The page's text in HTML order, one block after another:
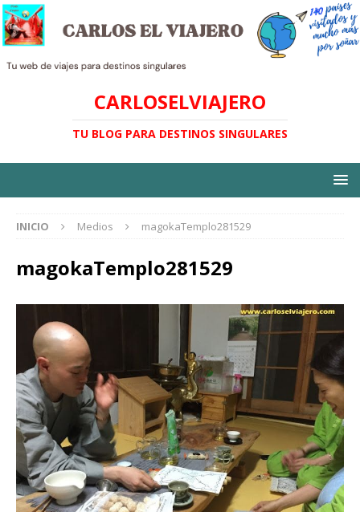
CARLOSELVIAJERO
TU BLOG PARA DESTINOS SINGULARES
INICIO Medios magokaTemplo281529
magokaTemplo281529